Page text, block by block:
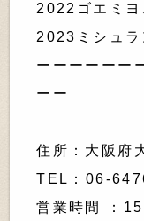
2022ゴエミヨ
2023ミシュラ
ーーーーーー
ーー
住所：大阪府
TEL： 06-
営業時間 ：